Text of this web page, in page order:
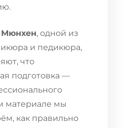
Мюнхен, одной из
и педикюра,
что
подготовка —
материале мы
как правильно